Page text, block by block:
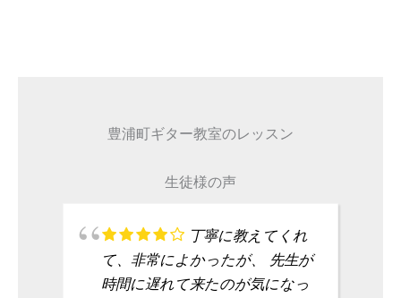
豊浦町ギター教室のレッスン
生徒様の声
丁寧に教えてくれ
て、非常によかったが、 先生が
時間に遅れて来たのが気になっ